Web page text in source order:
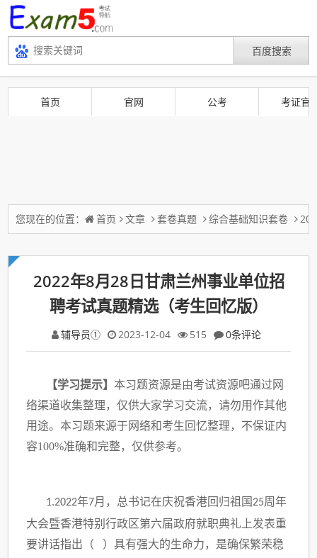
首页 官网 公考 考证官
您现在的位置： 首页 文章 套卷真题 综合基础知识套卷
2022年8月28日甘肃兰州事业单位招
聘考试真题精选（考生回忆版）
辅导员① 2023-12-04 515 0条评论
【学习提示】本习题资源是由考试资源吧通过网
络渠道收集整理，仅供大家学习交流，请勿用作其他
用途。本习题来源于网络和考生回忆整理，不保证内
容100%准确和完整，仅供参考。
1.2022年7月，总书记在庆祝香港回归祖国 25周年
大会暨香港特别行政区第六届政府就职典礼上发表重
要讲话指出（ ）具有强大的生命力，是确保繁荣稳